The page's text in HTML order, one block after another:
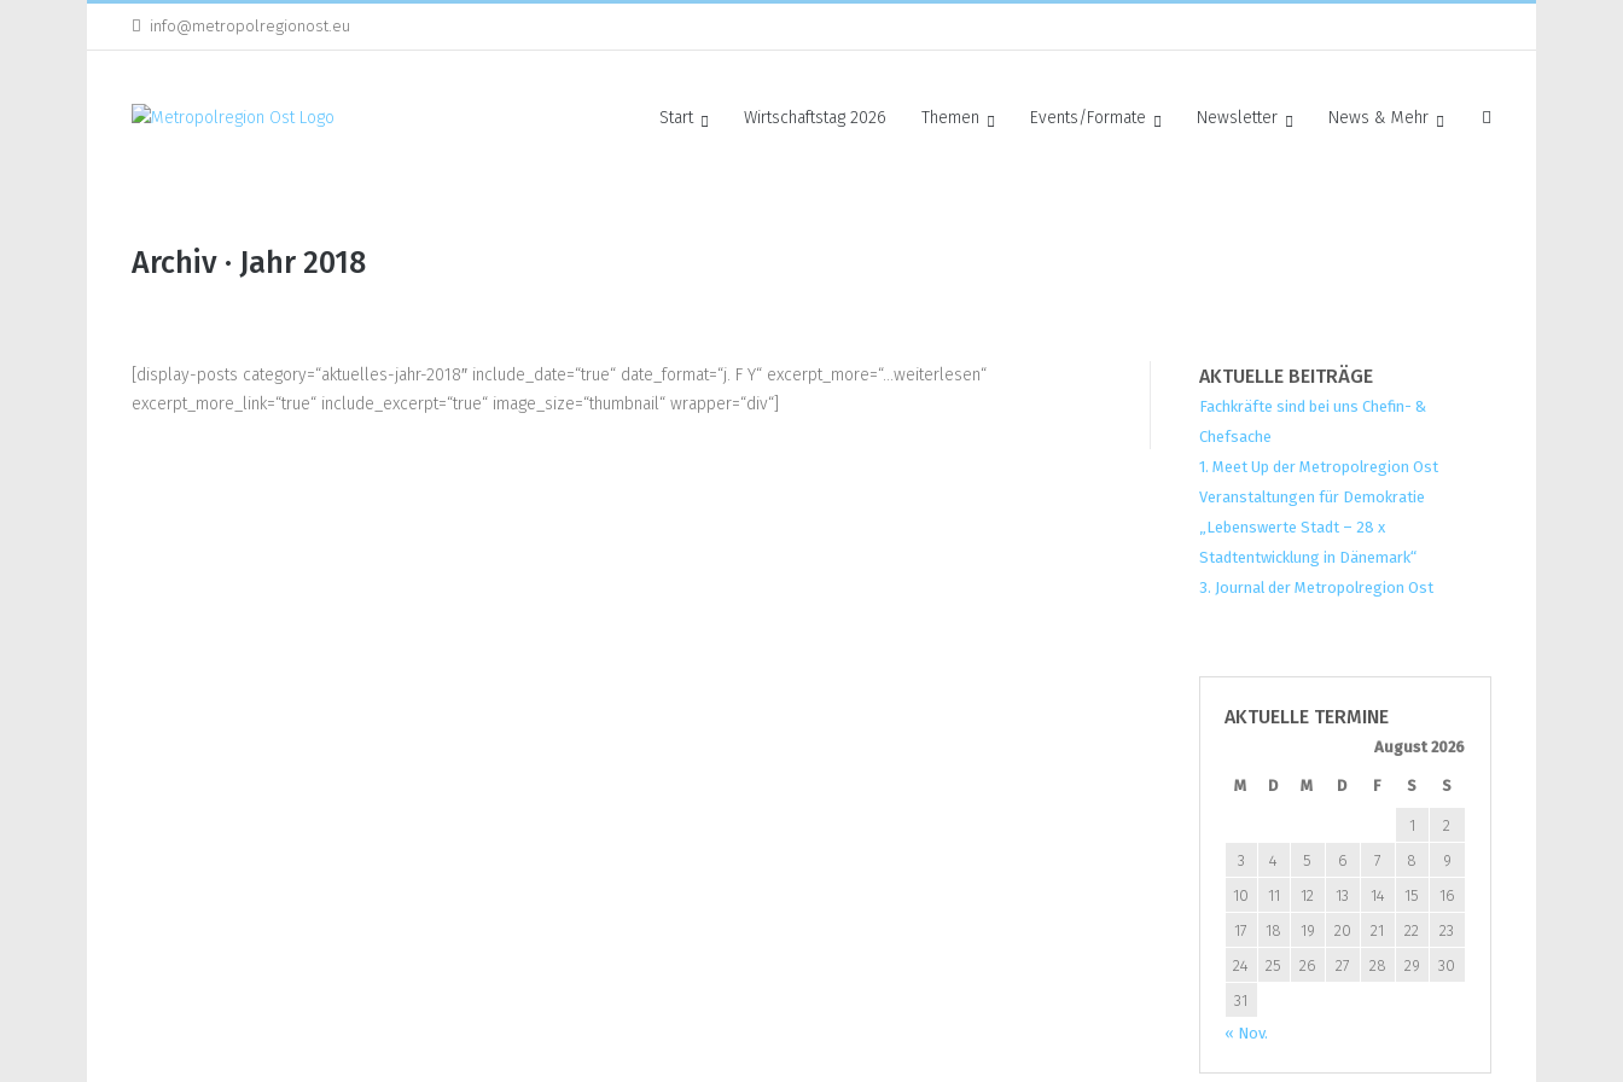
info@metropolregionost.eu
Start Wirtschaftstag 2026 Themen Events/Formate Newsletter News & Mehr
Archiv · Jahr 2018
[display-posts category=“aktuelles-jahr-2018″ include_date=“true“ date_format=“j. F Y“ excerpt_more=“…weiterlesen“
excerpt_more_link=“true“ include_excerpt=“true“ image_size=“thumbnail“ wrapper=“div“]
AKTUELLE BEITRÄGE
Fachkräfte sind bei uns Chefin- &
Chefsache
1. Meet Up der Metropolregion Ost
Veranstaltungen für Demokratie
„Lebenswerte Stadt – 28 x
Stadtentwicklung in Dänemark“
3. Journal der Metropolregion Ost
AKTUELLE TERMINE
August 2026
M D M D F S S
1
2
3
4 5 6 7 8
9
10
11 12 13 14 15
16
17
18 19 20 21 22
23
24
25 26 27 28 29
30
31
« Nov.